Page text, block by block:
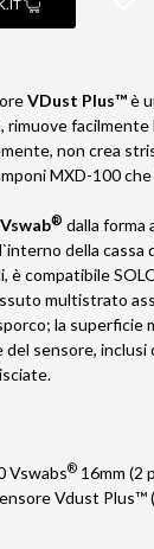
VDust Plus™è
rimuove facilmente
non crea
MXD-100 che
® dalla
della cassa
è compatibile
multistrato
la superficie
del sensore,
Vswabs® 16mm (2
Vdust Plus™